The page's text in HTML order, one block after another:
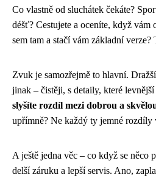
Co vlastně od sluchátek čekáte?
déšť? Cestujete a oceníte, když
sem tam a stačí vám základní
Zvuk je samozřejmě to hlavní.
jinak – čistěji, s detaily, které
slyšíte rozdíl mezi dobrou a
upřímně? Ne každý ty jemné rozdíly
A ještě jedna věc – co když se něco
delší záruku a lepší servis. Ano,